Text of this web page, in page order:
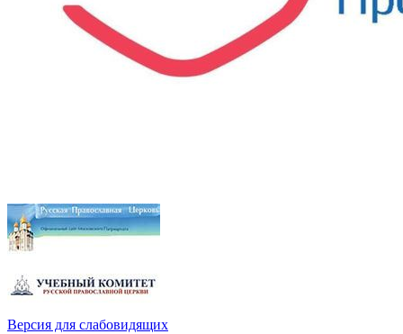
Версия для слабовидящих